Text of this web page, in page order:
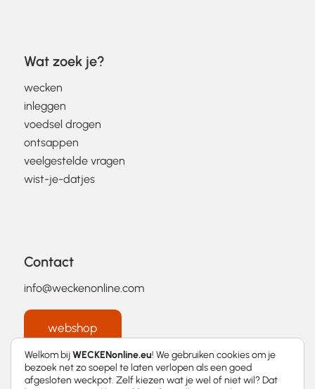
Wat zoek je?
wecken
inleggen
voedsel drogen
ontsappen
veelgestelde vragen
wist-je-datjes
Contact
info@weckenonline.com
webshop
Welkom bijWECKENonline.eu! We gebruiken cookies om je
bezoek net zo soepel te laten verlopen als een goed
afgesloten weckpot. Zelf kiezen wat je wel of niet wil? Dat